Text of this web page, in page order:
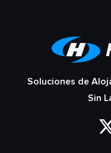
Soluciones de
Sin